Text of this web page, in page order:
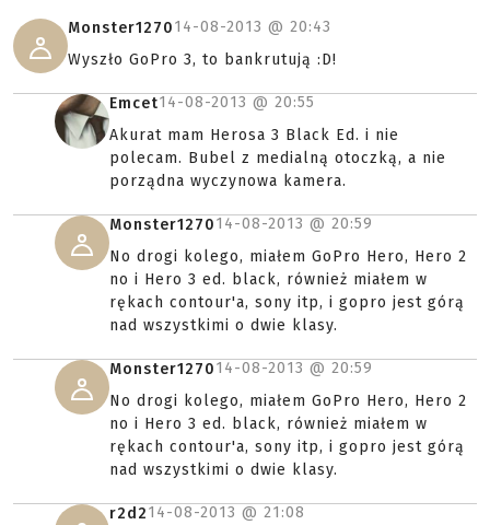
Monster127014-08-2013 @ 20:43
Wyszło GoPro 3, to bankrutują :D!
Emcet14-08-2013 @ 20:55
Akurat mam Herosa 3 Black Ed. i nie
polecam. Bubel z medialną otoczką, a nie
porządna wyczynowa kamera.
Monster127014-08-2013 @ 20:59
No drogi kolego, miałem GoPro Hero, Hero 2
no i Hero 3 ed. black, również miałem w
rękach contour'a, sony itp, i gopro jest górą
nad wszystkimi o dwie klasy.
Monster127014-08-2013 @ 20:59
No drogi kolego, miałem GoPro Hero, Hero 2
no i Hero 3 ed. black, również miałem w
rękach contour'a, sony itp, i gopro jest górą
nad wszystkimi o dwie klasy.
r2d214-08-2013 @ 21:08